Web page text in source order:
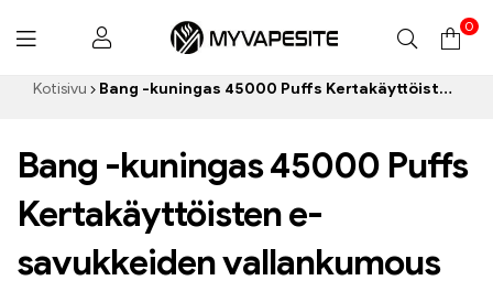
Myvapesite.de
0
Kotisivu Bang -kuningas 45000 Puffs Kertakäyttöisten e-savukkeiden vallankumous
Bang -kuningas 45000 Puffs
Kertakäyttöisten e-
savukkeiden vallankumous